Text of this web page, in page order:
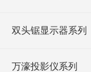
双头锯显示器系列
万濠投影仪系列